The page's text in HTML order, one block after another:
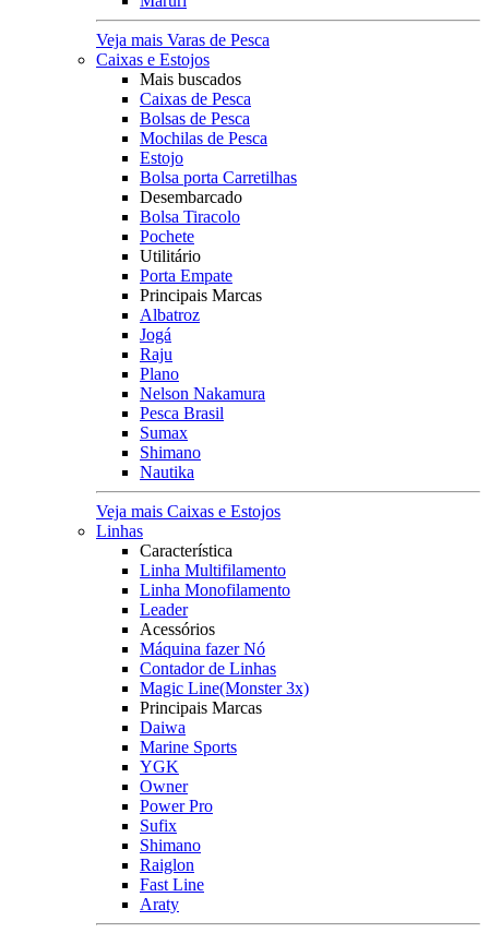
Veja mais Varas de Pesca
Caixas e Estojos
Mais buscados
Caixas de Pesca
Bolsas de Pesca
Mochilas de Pesca
Estojo
Bolsa porta Carretilhas
Desembarcado
Bolsa Tiracolo
Pochete
Utilitário
Porta Empate
Principais Marcas
Albatroz
Jogá
Raju
Plano
Nelson Nakamura
Pesca Brasil
Sumax
Shimano
Nautika
Veja mais Caixas e Estojos
Linhas
Característica
Linha Multifilamento
Linha Monofilamento
Leader
Acessórios
Máquina fazer Nó
Contador de Linhas
Magic Line(Monster 3x)
Principais Marcas
Daiwa
Marine Sports
YGK
Owner
Power Pro
Sufix
Shimano
Raiglon
Fast Line
Araty